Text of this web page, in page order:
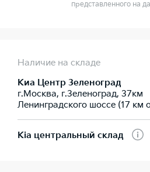
представленного на
Наличие на складе
Киа Центр Зеленоград
г.Москва, г.Зеленоград, 37км
Ленинградского шоссе (17
Kia центральный склад